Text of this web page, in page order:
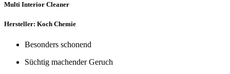
Multi Interior Cleaner
Hersteller: Koch Chemie
Besonders schonend
Süchtig machender Geruch